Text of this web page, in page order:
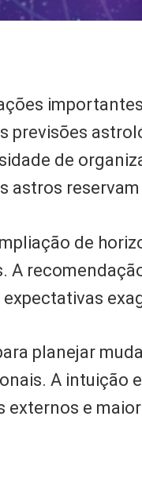
previsões
de
astros
de
A
planejar
A intuição
e